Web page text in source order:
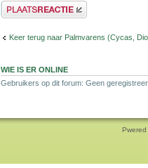
Plaats een reactie
Keer terug naar Palmvarens (Cycas,
WIE IS ER ONLINE
Gebruikers op dit forum: Geen